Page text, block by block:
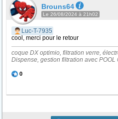
Brouns64
Le 26/08/2024 à 21h02
Luc-T-7935
cool, merci pour le retour
coque DX optimio, filtration verre,
Dispense, gestion filtration avec POOL
0